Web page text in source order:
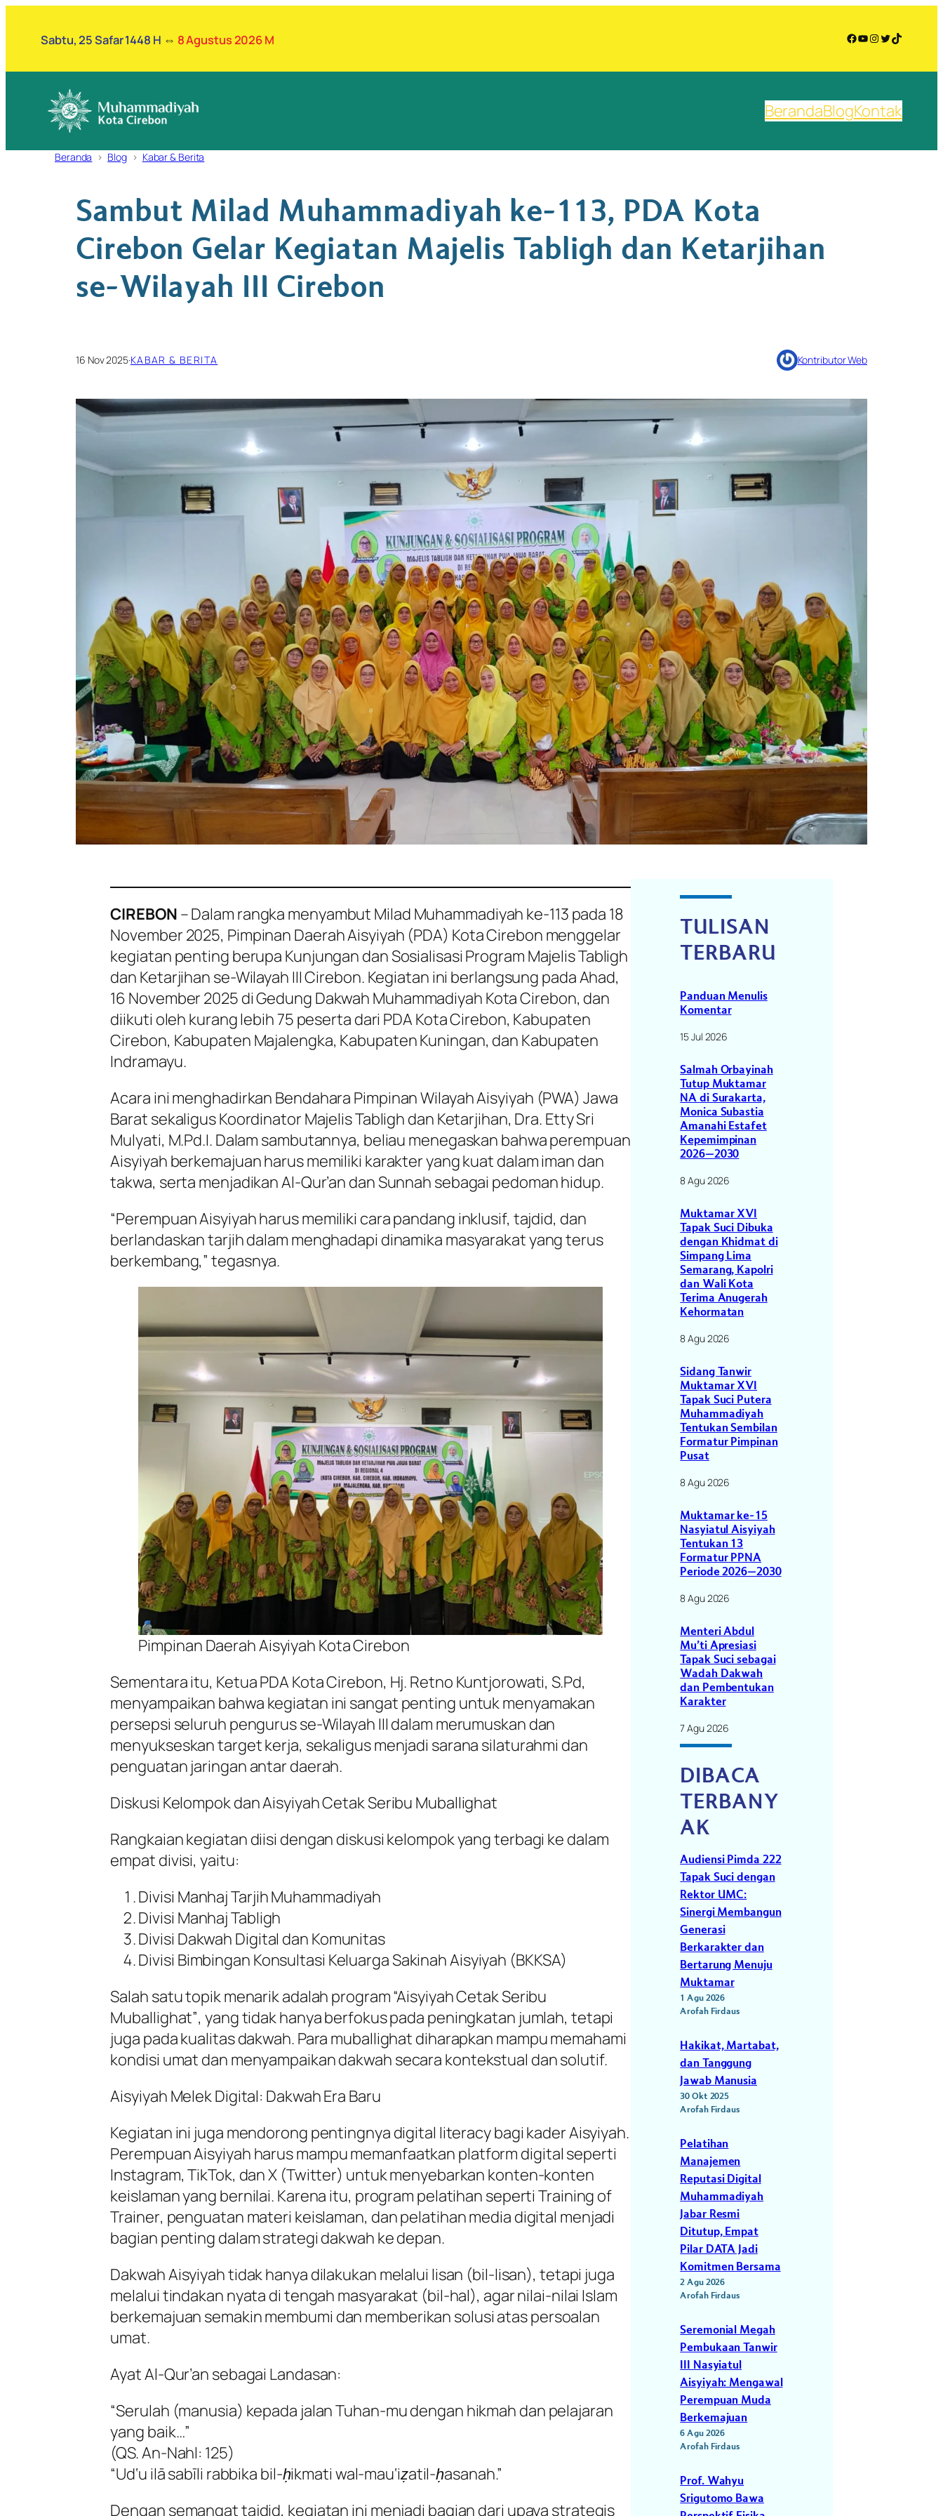
Sabtu, 25 Safar 1448 H ⇔ 8 Agustus 2026 M Facebook
YouTube
Instagram
Twitter
TikTok
BerandaBlogKontak
Beranda Blog Kabar & Berita
Sambut Milad Muhammadiyah ke-113, PDA Kota
Cirebon Gelar Kegiatan Majelis Tabligh dan Ketarjihan
se-Wilayah III Cirebon
16 Nov 2025·KABAR & BERITA Kontributor Web
CIREBON – Dalam rangka menyambut Milad Muhammadiyah ke-113 pada 18
November 2025, Pimpinan Daerah Aisyiyah (PDA) Kota Cirebon menggelar
kegiatan penting berupa Kunjungan dan Sosialisasi Program Majelis Tabligh
dan Ketarjihan se-Wilayah III Cirebon. Kegiatan ini berlangsung pada Ahad,
16 November 2025 di Gedung Dakwah Muhammadiyah Kota Cirebon, dan
diikuti oleh kurang lebih 75 peserta dari PDA Kota Cirebon, Kabupaten
Cirebon, Kabupaten Majalengka, Kabupaten Kuningan, dan Kabupaten
Indramayu.
Acara ini menghadirkan Bendahara Pimpinan Wilayah Aisyiyah (PWA) Jawa
Barat sekaligus Koordinator Majelis Tabligh dan Ketarjihan, Dra. Etty Sri
Mulyati, M.Pd.I. Dalam sambutannya, beliau menegaskan bahwa perempuan
Aisyiyah berkemajuan harus memiliki karakter yang kuat dalam iman dan
takwa, serta menjadikan Al-Qur’an dan Sunnah sebagai pedoman hidup.
“Perempuan Aisyiyah harus memiliki cara pandang inklusif, tajdid, dan
berlandaskan tarjih dalam menghadapi dinamika masyarakat yang terus
berkembang,” tegasnya.
Pimpinan Daerah Aisyiyah Kota Cirebon
Sementara itu, Ketua PDA Kota Cirebon, Hj. Retno Kuntjorowati, S.Pd,
menyampaikan bahwa kegiatan ini sangat penting untuk menyamakan
persepsi seluruh pengurus se-Wilayah III dalam merumuskan dan
menyukseskan target kerja, sekaligus menjadi sarana silaturahmi dan
penguatan jaringan antar daerah.
Diskusi Kelompok dan Aisyiyah Cetak Seribu Muballighat
Rangkaian kegiatan diisi dengan diskusi kelompok yang terbagi ke dalam
empat divisi, yaitu:
Divisi Manhaj Tarjih Muhammadiyah
Divisi Manhaj Tabligh
Divisi Dakwah Digital dan Komunitas
Divisi Bimbingan Konsultasi Keluarga Sakinah Aisyiyah (BKKSA)
Salah satu topik menarik adalah program“Aisyiyah Cetak Seribu
Muballighat”, yang tidak hanya berfokus pada peningkatan jumlah, tetapi
juga pada kualitas dakwah. Para muballighat diharapkan mampu memahami
kondisi umat dan menyampaikan dakwah secara kontekstual dan solutif.
Aisyiyah Melek Digital: Dakwah Era Baru
Kegiatan ini juga mendorong pentingnya digital literacybagi kader Aisyiyah.
Perempuan Aisyiyah harus mampu memanfaatkan platform digital seperti
Instagram, TikTok, dan X (Twitter) untuk menyebarkan konten-konten
keislaman yang bernilai. Karena itu, program pelatihan sepertiTraining of
Trainer, penguatan materi keislaman, dan pelatihan media digital menjadi
bagian penting dalam strategi dakwah ke depan.
Dakwah Aisyiyah tidak hanya dilakukan melalui lisan (bil-lisan), tetapi juga
melalui tindakan nyata di tengah masyarakat (bil-hal), agar nilai-nilai Islam
berkemajuan semakin membumi dan memberikan solusi atas persoalan
umat.
Ayat Al-Qur’an sebagai Landasan:
“Serulah (manusia) kepada jalan Tuhan-mu dengan hikmah dan pelajaran
yang baik…”
(QS. An-Nahl: 125)
“Ud‘u ilā sabīli rabbika bil-ḥikmati wal-mau‘iẓatil-ḥasanah.”
Dengan semangat tajdid, kegiatan ini menjadi bagian dari upaya strategis
TULISAN
TERBARU
Panduan Menulis
Komentar
15 Jul 2026
Salmah Orbayinah
Tutup Muktamar
NA di Surakarta,
Monica Subastia
Amanahi Estafet
Kepemimpinan
2026–2030
8 Agu 2026
Muktamar XVI
Tapak Suci Dibuka
dengan Khidmat di
Simpang Lima
Semarang, Kapolri
dan Wali Kota
Terima Anugerah
Kehormatan
8 Agu 2026
Sidang Tanwir
Muktamar XVI
Tapak Suci Putera
Muhammadiyah
Tentukan Sembilan
Formatur Pimpinan
Pusat
8 Agu 2026
Muktamar ke-15
Nasyiatul Aisyiyah
Tentukan 13
Formatur PPNA
Periode 2026–2030
8 Agu 2026
Menteri Abdul
Mu’ti Apresiasi
Tapak Suci sebagai
Wadah Dakwah
dan Pembentukan
Karakter
7 Agu 2026
DIBACA
TERBANY
AK
Audiensi Pimda 222
Tapak Suci dengan
Rektor UMC:
Sinergi Membangun
Generasi
Berkarakter dan
Bertarung Menuju
Muktamar
1 Agu 2026
Arofah Firdaus
Hakikat, Martabat,
dan Tanggung
Jawab Manusia
30 Okt 2025
Arofah Firdaus
Pelatihan
Manajemen
Reputasi Digital
Muhammadiyah
Jabar Resmi
Ditutup, Empat
Pilar DATA Jadi
Komitmen Bersama
2 Agu 2026
Arofah Firdaus
Seremonial Megah
Pembukaan Tanwir
III Nasyiatul
Aisyiyah: Mengawal
Perempuan Muda
Berkemajuan
6 Agu 2026
Arofah Firdaus
Prof. Wahyu
Srigutomo Bawa